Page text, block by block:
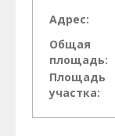
Адрес:
Общая
площадь:
Площадь
участка: